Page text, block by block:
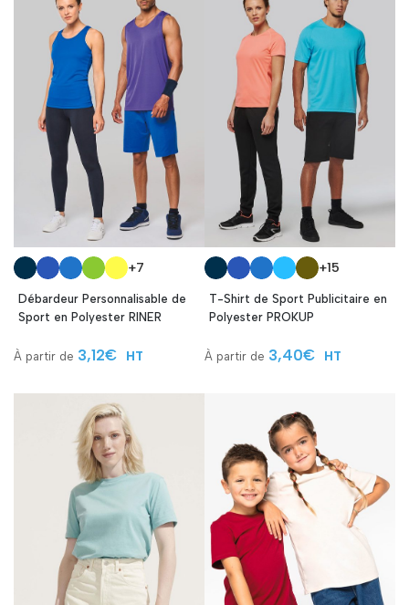
+7
Débardeur Personnalisable de
Sport en Polyester RINER
3,12€ HT
+15
T-Shirt de Sport Publicitaire en
Polyester PROKUP
3,40€ HT